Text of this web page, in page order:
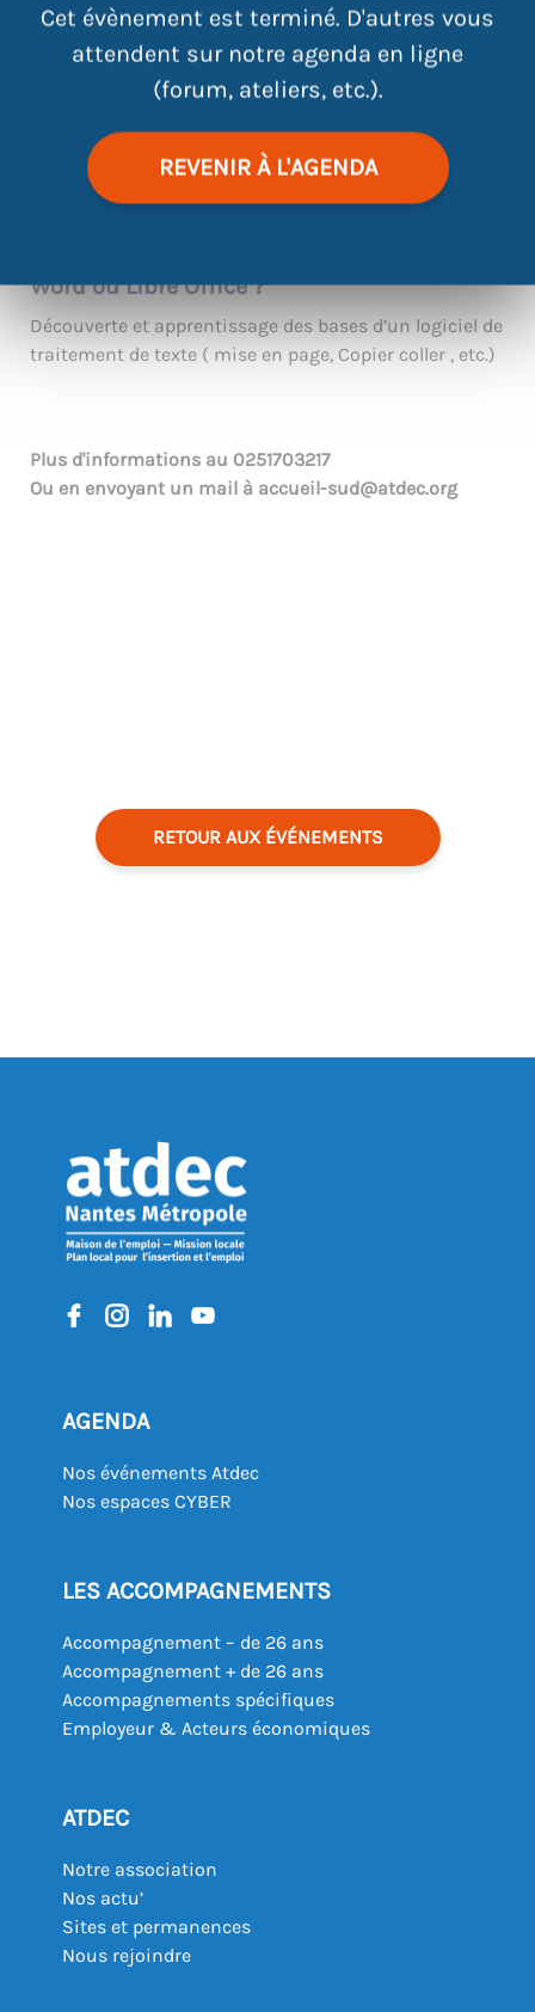
Cet évènement est terminé. D'autres vous
attendent sur notre agenda en ligne
(forum, ateliers, etc.).
REVENIR À L'AGENDA
Envie de découvrir comment utiliser un
ordinateur ?
de découvrir comment bien utiliser le clavier et la
souris.
Word ou Libre Office ?
Découverte et apprentissage des bases d’un logiciel de
traitement de texte ( mise en page, Copier coller , etc.)
Plus d'informations au 0251703217
Ou en envoyant un mail à accueil-sud@atdec.org
RETOUR AUX ÉVÉNEMENTS
AGENDA
Nos événements Atdec
Nos espaces CYBER
LES ACCOMPAGNEMENTS
Accompagnement – de 26 ans
Accompagnement + de 26 ans
Accompagnements spécifiques
Employeur & Acteurs économiques
ATDEC
Notre association
Nos actu’
Sites et permanences
Nous rejoindre